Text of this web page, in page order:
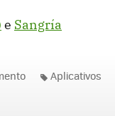
e Sangría
Aplicativos